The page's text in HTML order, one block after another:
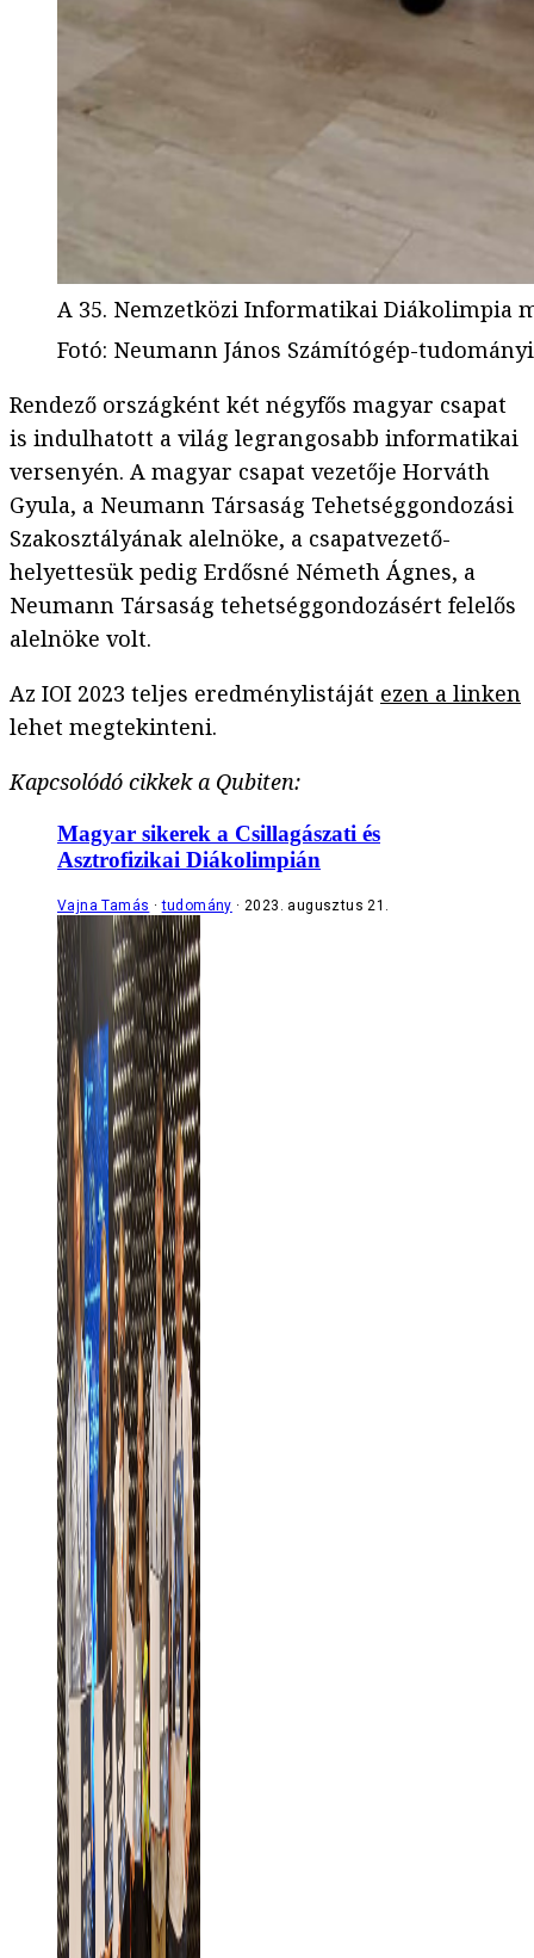
A 35. Nemzetközi Informatikai Diákolimpia
Fotó: Neumann János Számítógép-
Rendező országként két négyfős magyar csapat
is indulhatott a világ legrangosabb informatikai
versenyén. A magyar csapat vezetője Horváth
Gyula, a Neumann Társaság Tehetséggondozási
Szakosztályának alelnöke, a csapatvezető-
helyettesük pedig Erdősné Németh Ágnes, a
Neumann Társaság tehetséggondozásért felelős
alelnöke volt.
Az IOI 2023 teljes eredménylistáját ezen a linken
lehet megtekinteni.
Kapcsolódó cikkek a Qubiten:
Magyar sikerek a Csillagászati és
Asztrofizikai Diákolimpián
Vajna Tamás tudomány 2023. augusztus 21.